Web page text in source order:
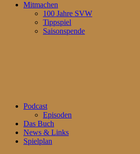
Mitmachen
100 Jahre SVW
Tippspiel
Saisonspende
Podcast
Episoden
Das Buch
News & Links
Spielplan